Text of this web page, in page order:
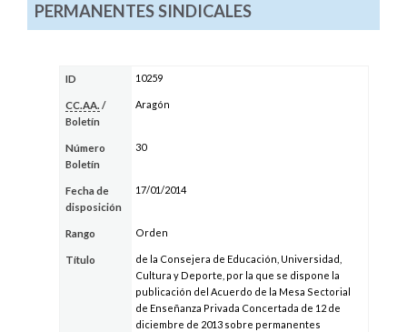
PERMANENTES SINDICALES
ID 10259
CC.AA. /
Boletín
Aragón
Número
Boletín
30
Fecha de
disposición
17/01/2014
Rango Orden
Título
de la Consejera de Educación, Universidad,
Cultura y Deporte, por la que se dispone la
publicación del Acuerdo de la Mesa Sectorial
de Enseñanza Privada Concertada de 12 de
diciembre de 2013 sobre permanentes